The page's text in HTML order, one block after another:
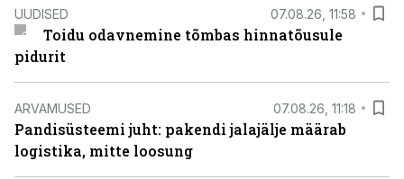
UUDISED 07.08.26, 11:58
Toidu odavnemine tõmbas hinnatõusule
pidurit
ARVAMUSED 07.08.26, 11:18
Pandisüsteemi juht: pakendi jalajälje määrab
logistika, mitte loosung